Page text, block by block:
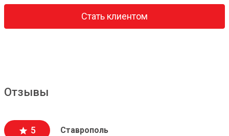
Стать клиентом
Отзывы
5 Ставрополь